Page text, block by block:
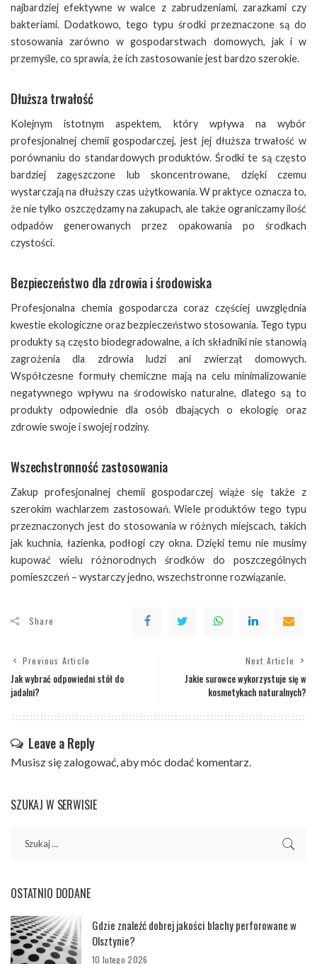
najbardziej efektywne w walce z zabrudzeniami, zarazkami czy
bakteriami. Dodatkowo, tego typu środki przeznaczone są do
stosowania zarówno w gospodarstwach domowych, jak i w
przemyśle, co sprawia, że ich zastosowanie jest bardzo szerokie.
Dłuższa trwałość
Kolejnym istotnym aspektem, który wpływa na wybór
profesjonalnej chemii gospodarczej, jest jej dłuższa trwałość w
porównaniu do standardowych produktów. Środki te są często
bardziej zagęszczone lub skoncentrowane, dzięki czemu
wystarczają na dłuższy czas użytkowania. W praktyce oznacza to,
że nie tylko oszczędzamy na zakupach, ale także ograniczamy ilość
odpadów generowanych przez opakowania po środkach
czystości.
Bezpieczeństwo dla zdrowia i środowiska
Profesjonalna chemia gospodarcza coraz częściej uwzględnia
kwestie ekologiczne oraz bezpieczeństwo stosowania. Tego typu
produkty są często biodegradowalne, a ich składniki nie stanowią
zagrożenia dla zdrowia ludzi ani zwierząt domowych.
Współczesne formuły chemiczne mają na celu minimalizowanie
negatywnego wpływu na środowisko naturalne, dlatego są to
produkty odpowiednie dla osób dbających o ekologię oraz
zdrowie swoje i swojej rodziny.
Wszechstronność zastosowania
Zakup profesjonalnej chemii gospodarczej wiąże się także z
szerokim wachlarzem zastosowań. Wiele produktów tego typu
przeznaczonych jest do stosowania w różnych miejscach, takich
jak kuchnia, łazienka, podłogi czy okna. Dzięki temu nie musimy
kupować wielu różnorodnych środków do poszczególnych
pomieszczeń – wystarczy jedno, wszechstronne rozwiązanie.
Share
Previous Article
Jak wybrać odpowiedni stół do
jadalni?
Next Article
Jakie surowce wykorzystuje się w
kosmetykach naturalnych?
Leave a Reply
Musisz się zalogować , aby móc dodać komentarz.
SZUKAJ W SERWISIE
OSTATNIO DODANE
Gdzie znaleźć dobrej jakości blachy perforowane w
Olsztynie?
10 lutego 2026